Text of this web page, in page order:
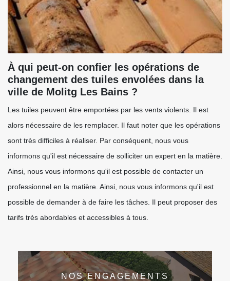
À qui peut-on confier les opérations de
changement des tuiles envolées dans la
ville de Molitg Les Bains ?
Les tuiles peuvent être emportées par les vents violents. Il est
alors nécessaire de les remplacer. Il faut noter que les opérations
sont très difficiles à réaliser. Par conséquent, nous vous
informons qu'il est nécessaire de solliciter un expert en la matière.
Ainsi, nous vous informons qu'il est possible de contacter un
professionnel en la matière. Ainsi, nous vous informons qu'il est
possible de demander à de faire les tâches. Il peut proposer des
tarifs très abordables et accessibles à tous.
NOS ENGAGEMENTS